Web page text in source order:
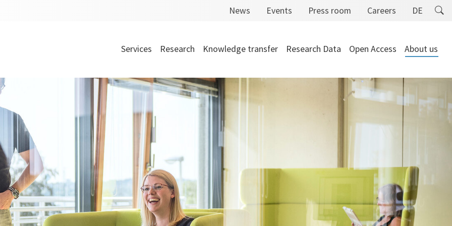
News Events Press room Careers DE
Services Research Knowledge transfer Research Data Open Access About us